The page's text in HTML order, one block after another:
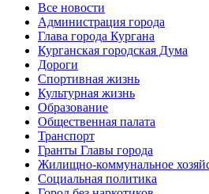
Все новости
Администрация города
Глава города Кургана
Курганская городская Дума
Дороги
Спортивная жизнь
Культурная жизнь
Образование
Общественная палата
Транспорт
Гранты Главы города
Жилищно-коммунальное
Социальная политика